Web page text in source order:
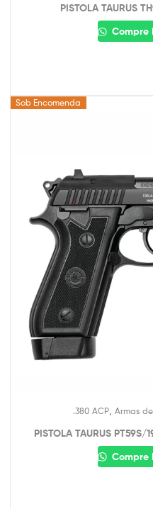
PISTOLA TAURUS
Compre
Sob Encomenda
.380 ACP, Armas
PISTOLA TAURUS
Compre